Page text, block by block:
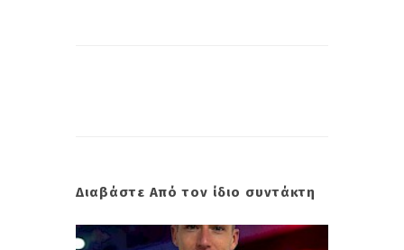
Διαβάστε Από τον ίδιο συντάκτη